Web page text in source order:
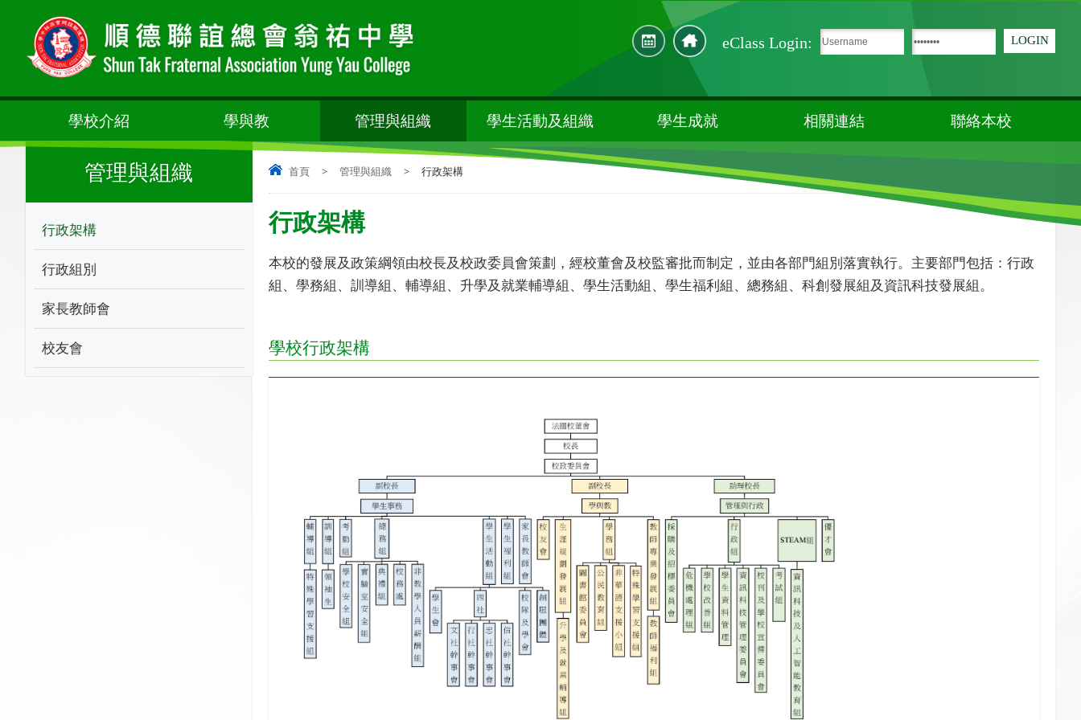
eClass Login:
學校介紹 學與教 管理與組織 學生活動及組織 學生成就 相關連結 聯絡本校
首頁 > 管理與組織 > 行政架構
行政架構
本校的發展及政策綱領由校長及校政委員會策劃，經校董會及校監審批而制定，並由各部門組別落實執行。主要部門包括：行政
組、學務組、訓導組、輔導組、升學及就業輔導組、學生活動組、學生福利組、總務組、科創發展組及資訊科技發展組。
學校行政架構
管理與組織
行政架構
行政組別
家長教師會
校友會